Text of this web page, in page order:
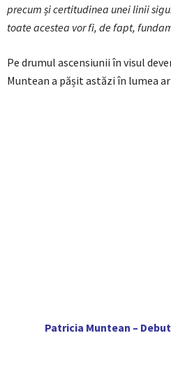
precum și certitudinea unei linii
toate acestea vor fi, de fapt,
Pe drumul ascensiunii în visul
Muntean a pășit astăzi în lumea
Patricia Muntean –